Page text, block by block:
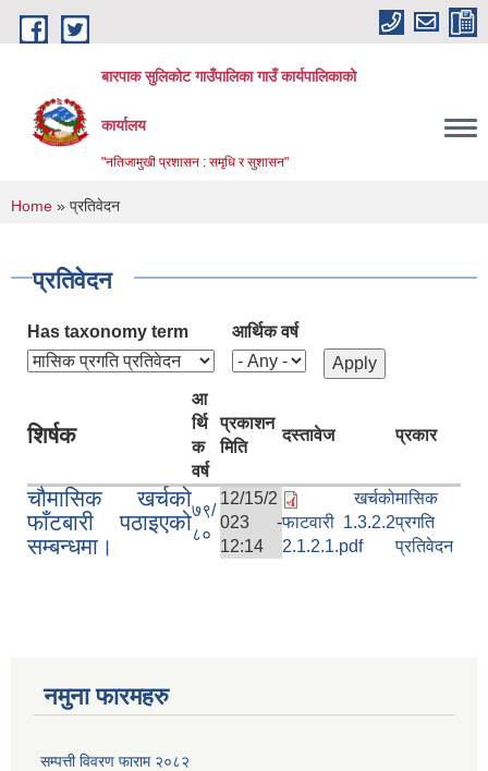
Skip to main content
बारपाक सुलिकोट गाउँपालिका गाउँ कार्यपालिकाको
कार्यालय
"नतिजामुखी प्रशासन : समृधि र सुशासन"
You are here
Home » प्रतिवेदन
प्रतिवेदन
Has taxonomy term आर्थिक वर्ष
शिर्षक
आ
र्थि
क
वर्ष
प्रकाशन
मिति
दस्तावेज प्रकार
चौमासिक खर्चको
फाँटबारी पठाइएको
सम्बन्धमा।
७९/
८०
12/15/2
023 -
12:14
खर्चको
फाटवारी 1.3.2.2
2.1.2.1.pdf
मासिक
प्रगति
प्रतिवेदन
नमुना फारमहरु
सम्पत्ती विवरण फाराम २०८२